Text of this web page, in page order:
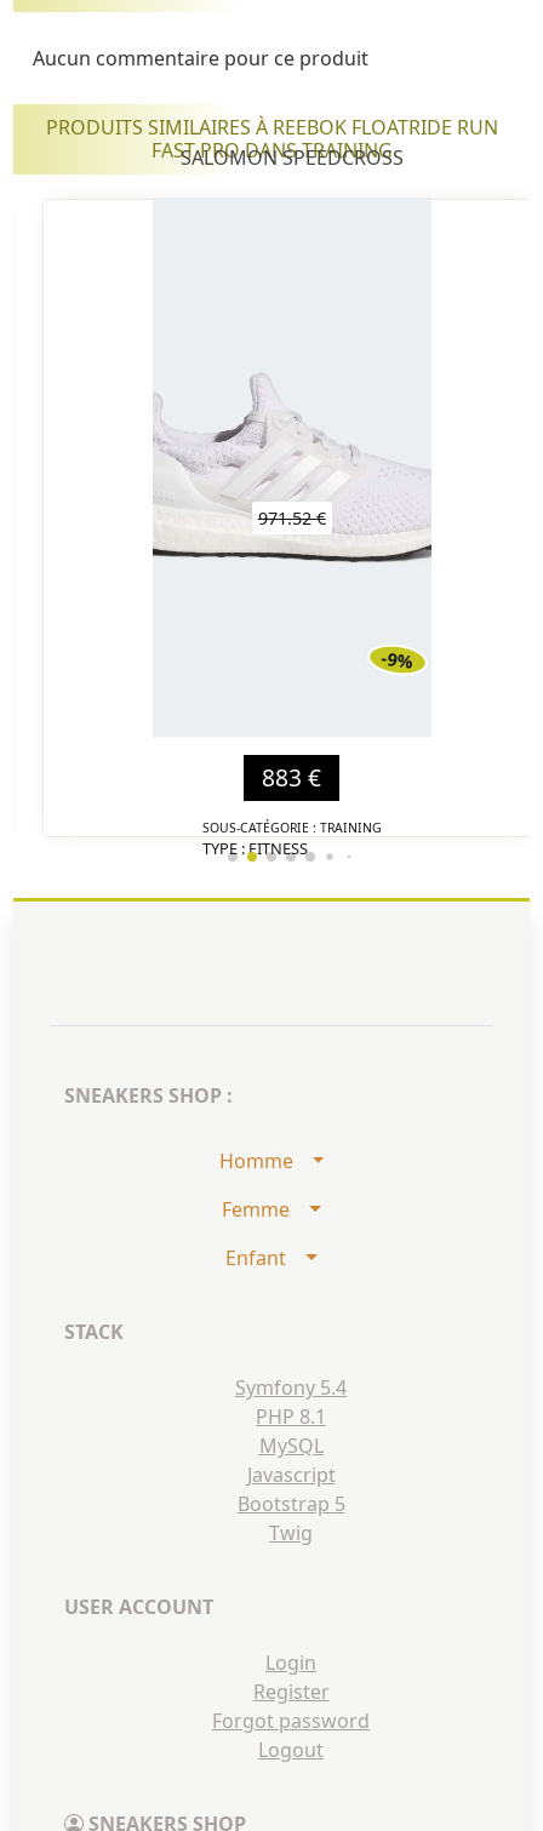
Aucun commentaire pour ce produit
PRODUITS SIMILAIRES À REEBOK FLOATRIDE RUN
FAST PRO DANS TRAINING
SALOMON SPEEDCROSS
971.52 €
883 €
SOUS-CATÉGORIE : TRAINING
TYPE : FITNESS
-9%
SNEAKERS SHOP :
Homme
Femme
Enfant
STACK
Symfony 5.4
PHP 8.1
MySQL
Javascript
Bootstrap 5
Twig
USER ACCOUNT
Login
Register
Forgot password
Logout
SNEAKERS SHOP